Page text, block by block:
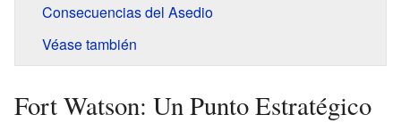
Consecuencias del Asedio
Véase también
Fort Watson: Un Punto Estratégico